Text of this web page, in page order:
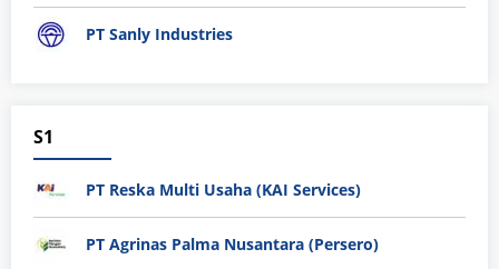
PT Sanly Industries
S1
PT Reska Multi Usaha (KAI Services)
PT Agrinas Palma Nusantara (Persero)